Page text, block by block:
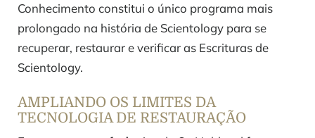
Conhecimento constitui o único programa mais
prolongado na história de Scientology para se
recuperar, restaurar e verificar as Escrituras de
Scientology.
AMPLIANDO OS LIMITES DA
TECNOLOGIA DE RESTAURAÇÃO